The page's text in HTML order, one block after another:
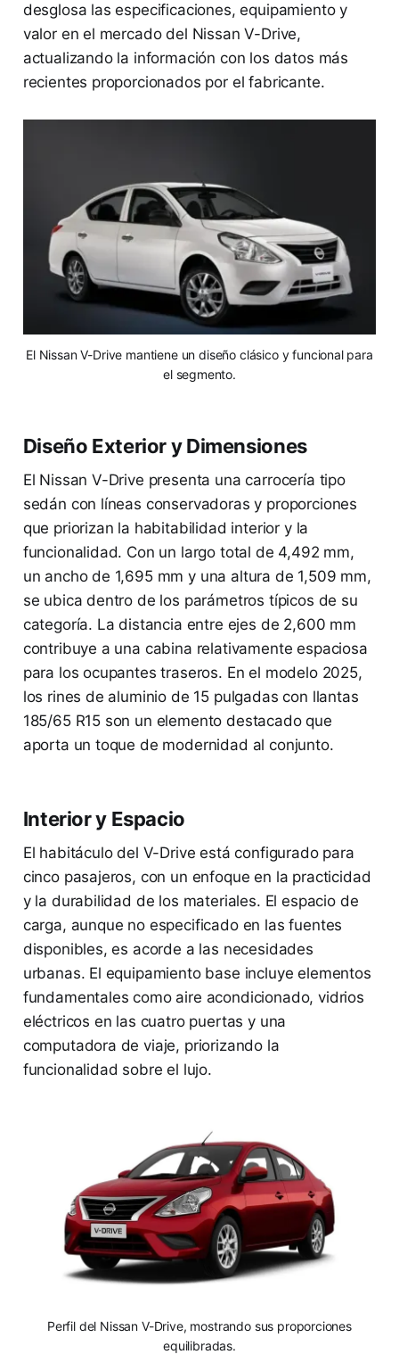
desglosa las especificaciones, equipamiento y
valor en el mercado del Nissan V-Drive,
actualizando la información con los datos más
recientes proporcionados por el fabricante.
El Nissan V-Drive mantiene un diseño clásico y funcional para
el segmento.
Diseño Exterior y Dimensiones
El Nissan V-Drive presenta una carrocería tipo
sedán con líneas conservadoras y proporciones
que priorizan la habitabilidad interior y la
funcionalidad. Con un largo total de 4,492 mm,
un ancho de 1,695 mm y una altura de 1,509 mm,
se ubica dentro de los parámetros típicos de su
categoría. La distancia entre ejes de 2,600 mm
contribuye a una cabina relativamente espaciosa
para los ocupantes traseros. En el modelo 2025,
los rines de aluminio de 15 pulgadas con llantas
185/65 R15 son un elemento destacado que
aporta un toque de modernidad al conjunto.
Interior y Espacio
El habitáculo del V-Drive está configurado para
cinco pasajeros, con un enfoque en la practicidad
y la durabilidad de los materiales. El espacio de
carga, aunque no especificado en las fuentes
disponibles, es acorde a las necesidades
urbanas. El equipamiento base incluye elementos
fundamentales como aire acondicionado, vidrios
eléctricos en las cuatro puertas y una
computadora de viaje, priorizando la
funcionalidad sobre el lujo.
Perfil del Nissan V-Drive, mostrando sus proporciones
equilibradas.